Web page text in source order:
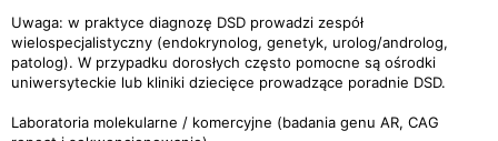
Uwaga: w praktyce diagnozę DSD prowadzi zespół
wielospecjalistyczny (endokrynolog, genetyk, urolog/androlog,
patolog). W przypadku dorosłych często pomocne są ośrodki
uniwersyteckie lub kliniki dziecięce prowadzące poradnie DSD.
Laboratoria molekularne / komercyjne (badania genu AR, CAG